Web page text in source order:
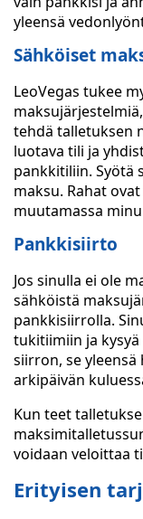
yleensä
Sähköiset
LeoVegas tukee
tehdä talletuksen
luotava tili ja
pankkitiliin. Syötä
maksu. Rahat
muutamassa
Pankkisiirto
Jos sinulla ei ole
sähköistä
pankkisiirrolla.
tukitiimiin ja
siirron, se
arkipäivän
Kun teet
voidaan veloittaa
Erityisen